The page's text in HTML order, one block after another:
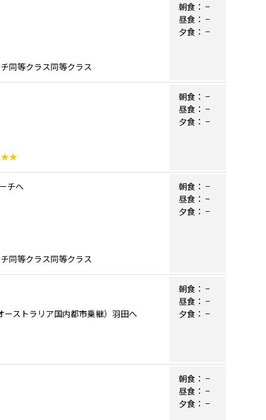
同等クラス同等クラス
朝食： −
昼食： −
夕食： −
朝食： −
昼食： −
夕食： −
チへ
同等クラス同等クラス
朝食： −
昼食： −
夕食： −
ストラリア国内都市乗継）羽田へ
朝食： −
昼食： −
夕食： −
朝食： −
昼食： −
夕食： −